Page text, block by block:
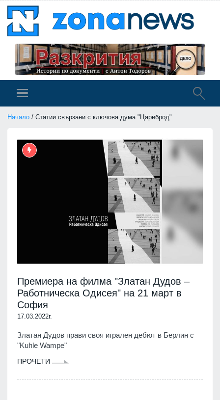
Начало / Статии свързани с ключова дума "Цариброд"
Премиера на филма "Златан Дудов –
Работническа Одисея" на 21 март в
София
17.03.2022г.
Златан Дудов прави своя игрален дебют в Берлин с
"Kuhle Wampe"
ПРОЧЕТИ